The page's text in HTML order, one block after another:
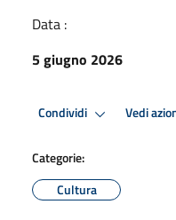
Data :
5 giugno 2026
Condividi Vedi
Categorie:
Cultura